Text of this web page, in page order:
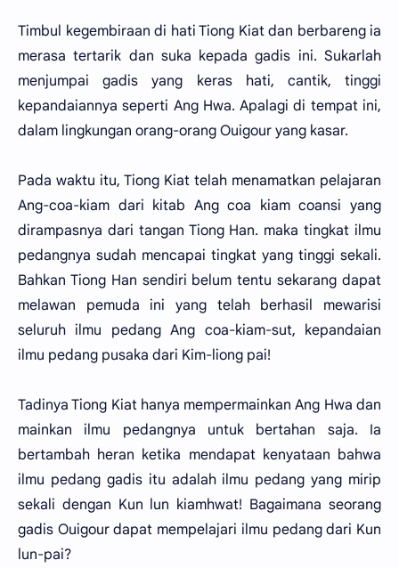
Timbul kegembiraan di hati Tiong Kiat dan berbareng ia
merasa tertarik dan suka kepada gadis ini. Sukarlah
menjumpai gadis yang keras hati, cantik, tinggi
kepandaiannya seperti Ang Hwa. Apalagi di tempat ini,
dalam lingkungan orang-orang Ouigour yang kasar.
Pada waktu itu, Tiong Kiat telah menamatkan pelajaran
Ang-coa-kiam dari kitab Ang coa kiam coansi yang
dirampasnya dari tangan Tiong Han. maka tingkat ilmu
pedangnya sudah mencapai tingkat yang tinggi sekali.
Bahkan Tiong Han sendiri belum tentu sekarang dapat
melawan pemuda ini yang telah berhasil mewarisi
seluruh ilmu pedang Ang coa-kiam-sut, kepandaian
ilmu pedang pusaka dari Kim-liong pai!
Tadinya Tiong Kiat hanya mempermainkan Ang Hwa dan
mainkan ilmu pedangnya untuk bertahan saja. Ia
bertambah heran ketika mendapat kenyataan bahwa
ilmu pedang gadis itu adalah ilmu pedang yang mirip
sekali dengan Kun lun kiamhwat! Bagaimana seorang
gadis Ouigour dapat mempelajari ilmu pedang dari Kun
lun-pai?